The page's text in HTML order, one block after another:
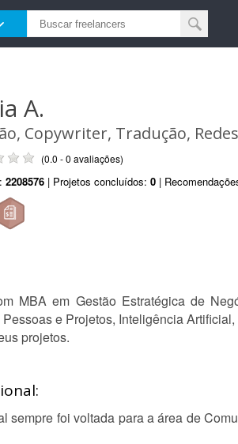
A.
Copywriter, Tradução,
(0.0 - 0 avaliações)
2208576 | Projetos concluídos: 0 |
MBA em Gestão Estratégica de
e Projetos, Inteligência
projetos.
sempre foi voltada para a área de